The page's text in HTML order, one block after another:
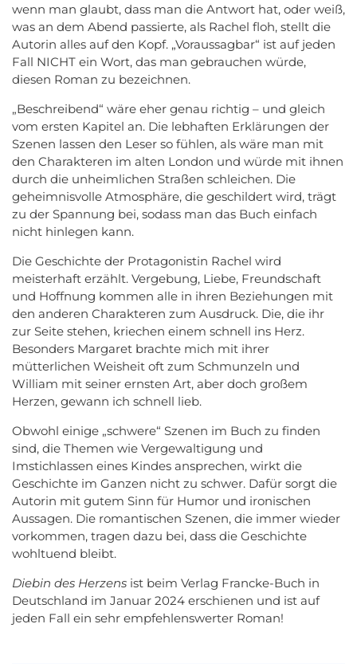
wenn man glaubt, dass man die Antwort hat, oder weiß,
was an dem Abend passierte, als Rachel floh, stellt die
Autorin alles auf den Kopf. „Voraussagbar“ ist auf jeden
Fall NICHT ein Wort, das man gebrauchen würde,
diesen Roman zu bezeichnen.
„Beschreibend“ wäre eher genau richtig – und gleich
vom ersten Kapitel an. Die lebhaften Erklärungen der
Szenen lassen den Leser so fühlen, als wäre man mit
den Charakteren im alten London und würde mit ihnen
durch die unheimlichen Straßen schleichen. Die
geheimnisvolle Atmosphäre, die geschildert wird, trägt
zu der Spannung bei, sodass man das Buch einfach
nicht hinlegen kann.
Die Geschichte der Protagonistin Rachel wird
meisterhaft erzählt. Vergebung, Liebe, Freundschaft
und Hoffnung kommen alle in ihren Beziehungen mit
den anderen Charakteren zum Ausdruck. Die, die ihr
zur Seite stehen, kriechen einem schnell ins Herz.
Besonders Margaret brachte mich mit ihrer
mütterlichen Weisheit oft zum Schmunzeln und
William mit seiner ernsten Art, aber doch großem
Herzen, gewann ich schnell lieb.
Obwohl einige „schwere“ Szenen im Buch zu finden
sind, die Themen wie Vergewaltigung und
Imstichlassen eines Kindes ansprechen, wirkt die
Geschichte im Ganzen nicht zu schwer. Dafür sorgt die
Autorin mit gutem Sinn für Humor und ironischen
Aussagen. Die romantischen Szenen, die immer wieder
vorkommen, tragen dazu bei, dass die Geschichte
wohltuend bleibt.
Diebin des Herzens ist beim Verlag Francke-Buch in
Deutschland im Januar 2024 erschienen und ist auf
jeden Fall ein sehr empfehlenswerter Roman!